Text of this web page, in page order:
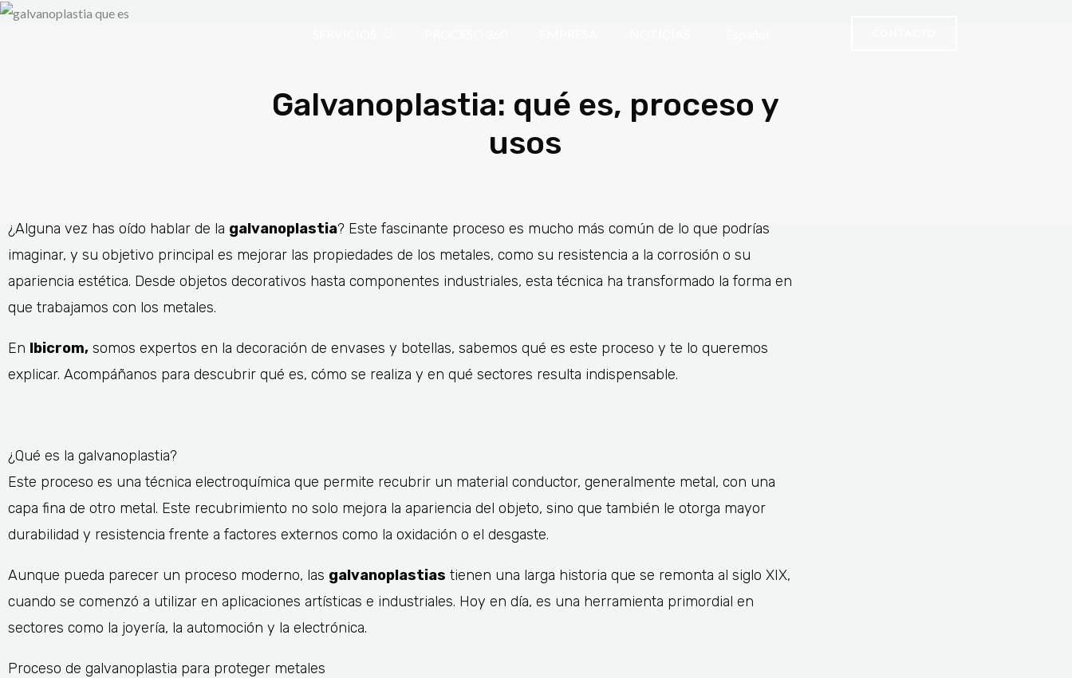
Ir
Galvanoplastia: qué es, proceso y
usos
¿Alguna vez has oído hablar de la galvanoplastia? Este fascinante proceso es mucho más común de lo que podrías
imaginar, y su objetivo principal es mejorar las propiedades de los metales, como su resistencia a la corrosión o su
apariencia estética. Desde objetos decorativos hasta componentes industriales, esta técnica ha transformado la forma en
que trabajamos con los metales.
En Ibicrom, somos expertos en la decoración de envases y botellas, sabemos qué es este proceso y te lo queremos
explicar. Acompáñanos para descubrir qué es, cómo se realiza y en qué sectores resulta indispensable.
¿Qué es la galvanoplastia?
Este proceso es una técnica electroquímica que permite recubrir un material conductor, generalmente metal, con una
capa fina de otro metal. Este recubrimiento no solo mejora la apariencia del objeto, sino que también le otorga mayor
durabilidad y resistencia frente a factores externos como la oxidación o el desgaste.
Aunque pueda parecer un proceso moderno, las galvanoplastias tienen una larga historia que se remonta al siglo XIX,
cuando se comenzó a utilizar en aplicaciones artísticas e industriales. Hoy en día, es una herramienta primordial en
sectores como la joyería, la automoción y la electrónica.
Proceso de galvanoplastia para proteger metales